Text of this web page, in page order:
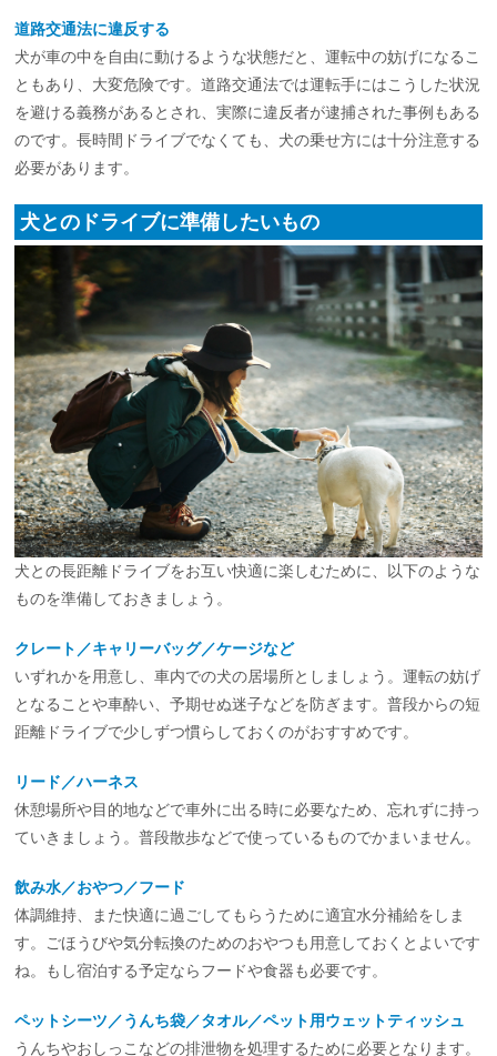
道路交通法に違反する
犬が車の中を自由に動けるような状態だと、運転中の妨げになるこ
ともあり、大変危険です。道路交通法では運転手にはこうした状況
を避ける義務があるとされ、実際に違反者が逮捕された事例もある
のです。長時間ドライブでなくても、犬の乗せ方には十分注意する
必要があります。
犬とのドライブに準備したいもの
犬との長距離ドライブをお互い快適に楽しむために、以下のような
ものを準備しておきましょう。
クレート／キャリーバッグ／ケージなど
いずれかを用意し、車内での犬の居場所としましょう。運転の妨げ
となることや車酔い、予期せぬ迷子などを防ぎます。普段からの短
距離ドライブで少しずつ慣らしておくのがおすすめです。
リード／ハーネス
休憩場所や目的地などで車外に出る時に必要なため、忘れずに持っ
ていきましょう。普段散歩などで使っているものでかまいません。
飲み水／おやつ／フード
体調維持、また快適に過ごしてもらうために適宜水分補給をしま
す。ごほうびや気分転換のためのおやつも用意しておくとよいです
ね。もし宿泊する予定ならフードや食器も必要です。
ペットシーツ／うんち袋／タオル／ペット用ウェットティッシュ
うんちやおしっこなどの排泄物を処理するために必要となります。